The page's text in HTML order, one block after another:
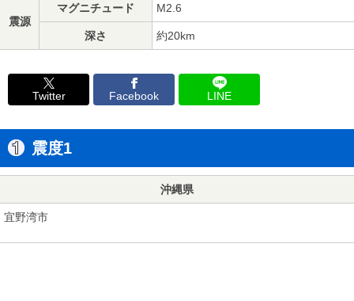
震源
マグニチュード M2.6
深さ 約20km
Twitter Facebook LINE
震度1
沖縄県
宜野湾市